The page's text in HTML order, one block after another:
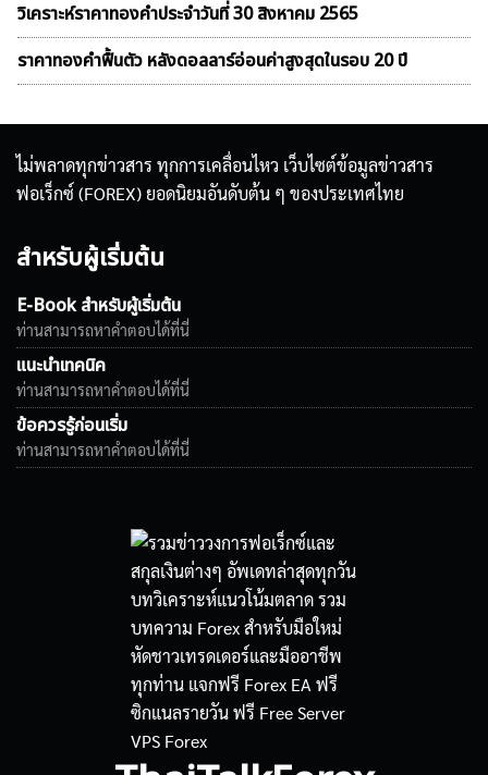
วิเคราะห์ราคาทองคําประจำวันที่ 30 สิงหาคม 2565
ราคาทองคำฟื้นตัว หลังดอลลาร์อ่อนค่าสูงสุดในรอบ 20 ปี
ไม่พลาดทุกข่าวสาร ทุกการเคลื่อนไหว เว็บไซต์ข้อมูลข่าวสาร
ฟอเร็กซ์ (FOREX) ยอดนิยมอันดับต้น ๆ ของประเทศไทย
สำหรับผู้เริ่มต้น
E-Book สำหรับผู้เริ่มต้น
ท่านสามารถหาคำตอบได้ที่นี่
แนะนำเทคนิค
ท่านสามารถหาคำตอบได้ที่นี่
ข้อควรรู้ก่อนเริ่ม
ท่านสามารถหาคำตอบได้ที่นี่